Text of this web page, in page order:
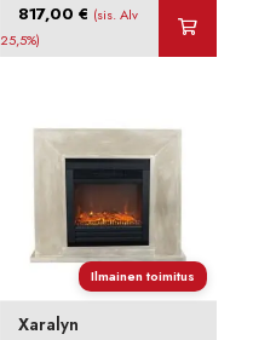
817,00€ (sis. Alv
25,5%)
Ilmainen toimitus
Xaralyn